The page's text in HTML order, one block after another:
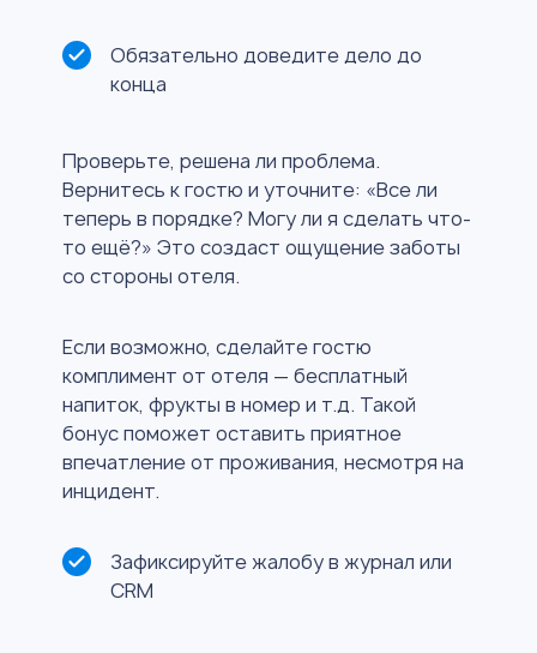
Обязательно доведите дело до
конца
Проверьте, решена ли проблема.
Вернитесь к гостю и уточните: «Все ли
теперь в порядке? Могу ли я сделать что-
то ещё?» Это создаст ощущение заботы
со стороны отеля.
Если возможно, сделайте гостю
комплимент от отеля — бесплатный
напиток, фрукты в номер и т.д. Такой
бонус поможет оставить приятное
впечатление от проживания, несмотря на
инцидент.
Зафиксируйте жалобу в журнал или
CRM